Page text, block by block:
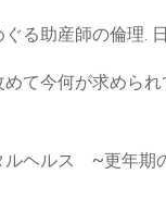
る助産師の倫理.
て今何が求められ
ヘルス ~更年期